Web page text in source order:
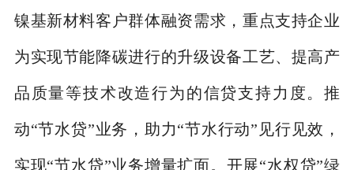
镍基新材料客户群体融资需求，重点支持企业
为实现节能降碳进行的升级设备工艺、提高产
品质量等技术改造行为的信贷支持力度。推
动“节水贷”业务，助力“节水行动” 见行见效，
实现“节水贷”业务增量扩面。开展“水权贷”绿